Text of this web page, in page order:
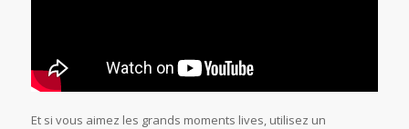
Et si vous aimez les grands moments lives, utilisez un